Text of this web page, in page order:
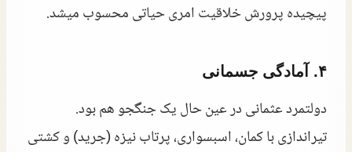
پیچیده پرورش خلاقیت امری حیاتی محسوب میشد.
۴. آمادگی جسمانی
دولتمرد عثمانی در عین حال یک جنگجو هم بود.
تیراندازی با کمان، اسبسواری، پرتاب نیزه (جرید) و کشتی